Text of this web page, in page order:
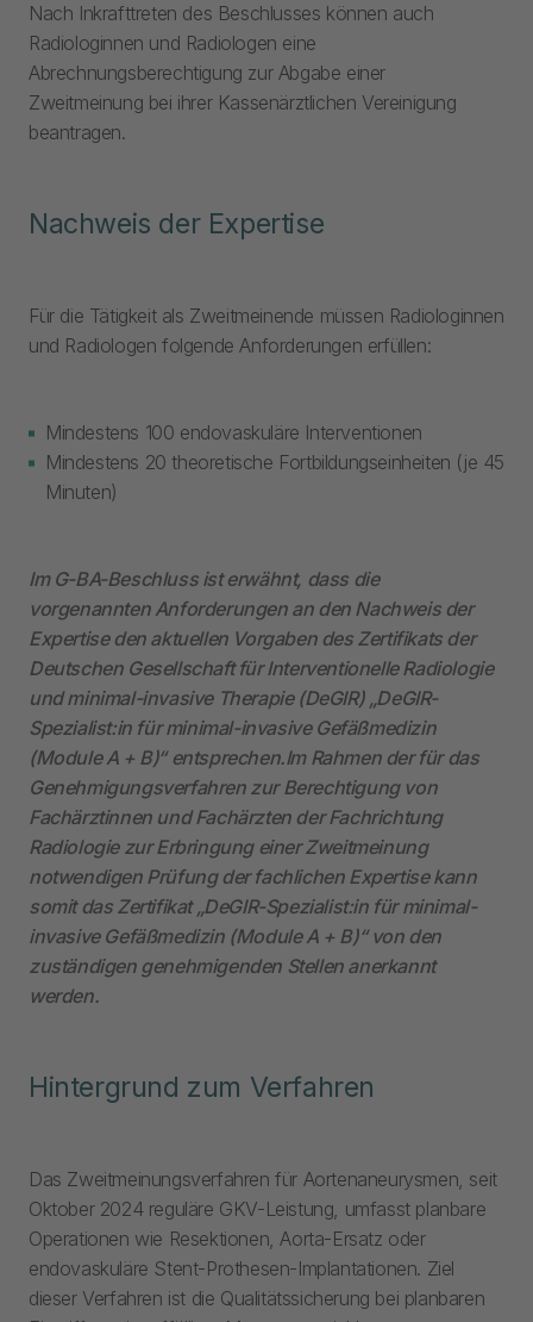
Nach Inkrafttreten des Beschlusses können auch
Radiologinnen und Radiologen eine
Abrechnungsberechtigung zur Abgabe einer
Zweitmeinung bei ihrer Kassenärztlichen Vereinigung
beantragen.
Nachweis der Expertise
Für die Tätigkeit als Zweitmeinende müssen Radiologinnen
und Radiologen folgende Anforderungen erfüllen:
Mindestens 100 endovaskuläre Interventionen
Mindestens 20 theoretische Fortbildungseinheiten (je 45
Minuten)
Im G-BA-Beschluss ist erwähnt, dass die
vorgenannten Anforderungen an den Nachweis der
Expertise den aktuellen Vorgaben des Zertifikats der
Deutschen Gesellschaft für Interventionelle Radiologie
und minimal-invasive Therapie (DeGIR) „DeGIR-
Spezialist:in für minimal-invasive Gefäßmedizin
(Module A + B)“ entsprechen.Im Rahmen der für das
Genehmigungsverfahren zur Berechtigung von
Fachärztinnen und Fachärzten der Fachrichtung
Radiologie zur Erbringung einer Zweitmeinung
notwendigen Prüfung der fachlichen Expertise kann
somit das Zertifikat „DeGIR-Spezialist:in für minimal-
invasive Gefäßmedizin (Module A + B)“ von den
zuständigen genehmigenden Stellen anerkannt
werden.
Hintergrund zum Verfahren
Das Zweitmeinungsverfahren für Aortenaneurysmen, seit
Oktober 2024 reguläre GKV-Leistung, umfasst planbare
Operationen wie Resektionen, Aorta-Ersatz oder
endovaskuläre Stent-Prothesen-Implantationen. Ziel
dieser Verfahren ist die Qualitätssicherung bei planbaren